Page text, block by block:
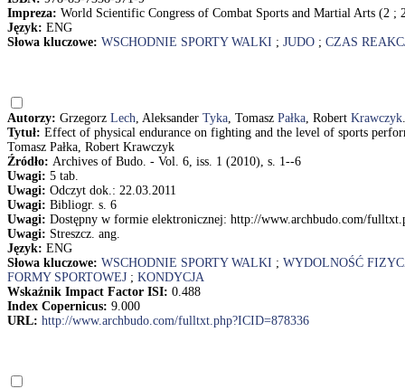
Impreza: World Scientific Congress of Combat Sports and Martial Arts (2 ;
Język: ENG
Słowa kluczowe: WSCHODNIE SPORTY WALKI ; JUDO ; CZAS
Autorzy: Grzegorz Lech, Aleksander Tyka, Tomasz Pałka, Robert Krawczyk.
Tytuł: Effect of physical endurance on fighting and the level of sports
Tomasz Pałka, Robert Krawczyk
Źródło: Archives of Budo. - Vol. 6, iss. 1 (2010), s. 1--6
Uwagi: 5 tab.
Uwagi: Odczyt dok.: 22.03.2011
Uwagi: Bibliogr. s. 6
Uwagi: Dostępny w formie elektronicznej: http://www.archbudo.com/
Uwagi: Streszcz. ang.
Język: ENG
Słowa kluczowe: WSCHODNIE SPORTY WALKI ; WYDOLNOŚĆ
FORMY SPORTOWEJ ; KONDYCJA
Wskaźnik Impact Factor ISI: 0.488
Index Copernicus: 9.000
URL: http://www.archbudo.com/fulltxt.php?ICID=878336